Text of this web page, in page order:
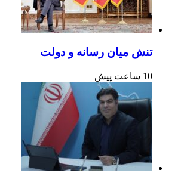
تنش میان رسانه و دولت
10 ساعت پیش